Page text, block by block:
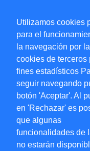
Utilizamos cookies
para el
la navegación por
cookies de terceros
fines estadísticos
seguir navegando
botón 'Aceptar'. Al
en 'Rechazar' es
que algunas
funcionalidades de
no estarán